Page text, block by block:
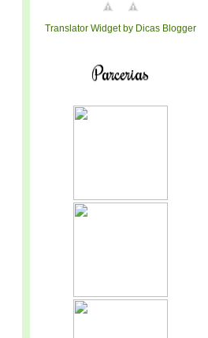
Translator Widget by Dicas Blogger
Parcerias